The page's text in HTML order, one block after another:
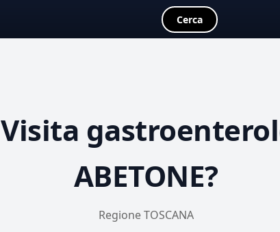
Cerca
Visita
ABETONE?
Regione TOSCANA